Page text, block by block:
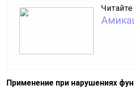
Применение при нарушениях